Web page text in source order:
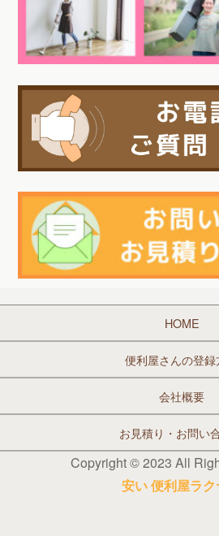
HOME
便利屋さんの登録
会社概要
お見積り・お問い
Copyright © 2023 All
安い 便利屋ラク